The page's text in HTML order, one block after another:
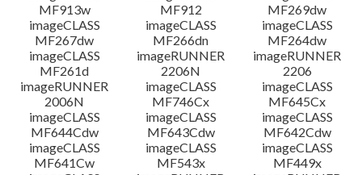
MF913w
MF912
MF269dw
imageCLASS
MF267dw
imageCLASS
MF266dn
imageCLASS
MF264dw
imageCLASS
MF261d
imageRUNNER
2206N
imageRUNNER
2206
imageRUNNER
2006N
imageCLASS
MF746Cx
imageCLASS
MF645Cx
imageCLASS
MF644Cdw
imageCLASS
MF643Cdw
imageCLASS
MF642Cdw
imageCLASS
MF641Cw
imageCLASS
MF543x
imageCLASS
MF449x